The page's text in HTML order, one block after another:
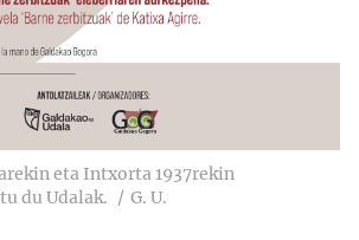
eta Intxorta 1937rekin
du Udalak.
G. U.